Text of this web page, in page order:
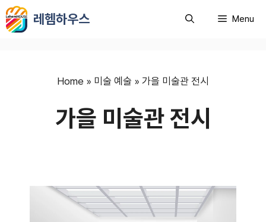
컨
텐
레헴하우스 Menu
Home » 미술 예술 » 가을 미술관 전시
가을 미술관 전시